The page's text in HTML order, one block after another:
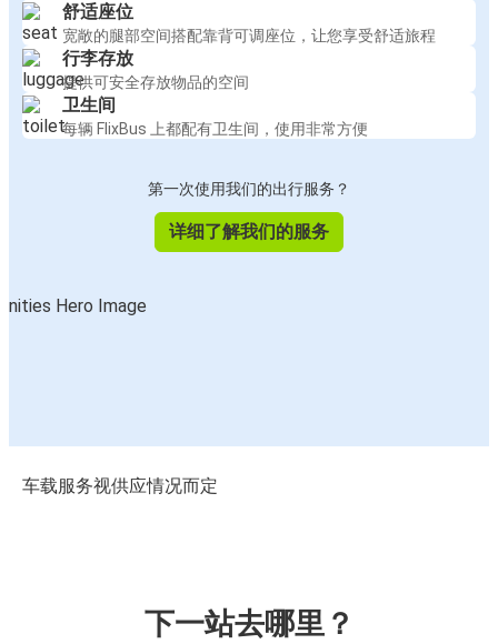
舒适座位
宽敞的腿部空间搭配靠背可调座位，让您享受舒适旅程
行李存放
提供可安全存放物品的空间
卫生间
每辆 FlixBus 上都配有卫生间，使用非常方便
第一次使用我们的出行服务？
详细了解我们的服务
车载服务视供应情况而定
下一站去哪里？